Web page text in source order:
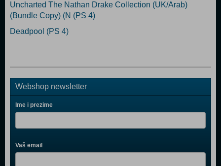
Uncharted The Nathan Drake Collection (UK/Arab)
(Bundle Copy) (N (PS 4)
Deadpool (PS 4)
Webshop newsletter
Ime i prezime
Vaš email